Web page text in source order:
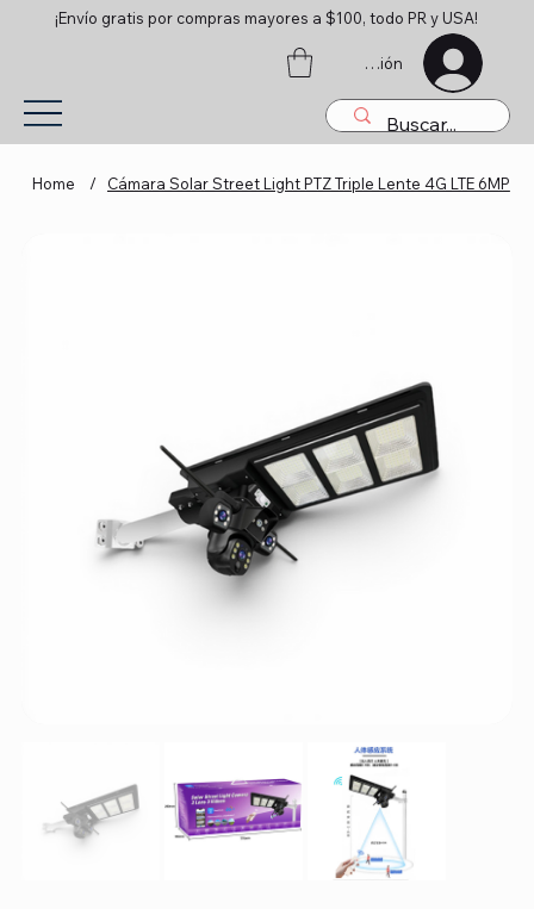
¡Envío gratis por compras mayores a $100, todo PR y USA!
Iniciar sesión
Home / Cámara Solar Street Light PTZ Triple Lente 4G LTE 6MP